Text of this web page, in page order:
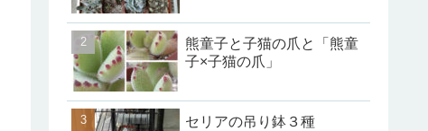
熊童子と子猫の爪と「熊童
子×子猫の爪」
セリアの吊り鉢３種